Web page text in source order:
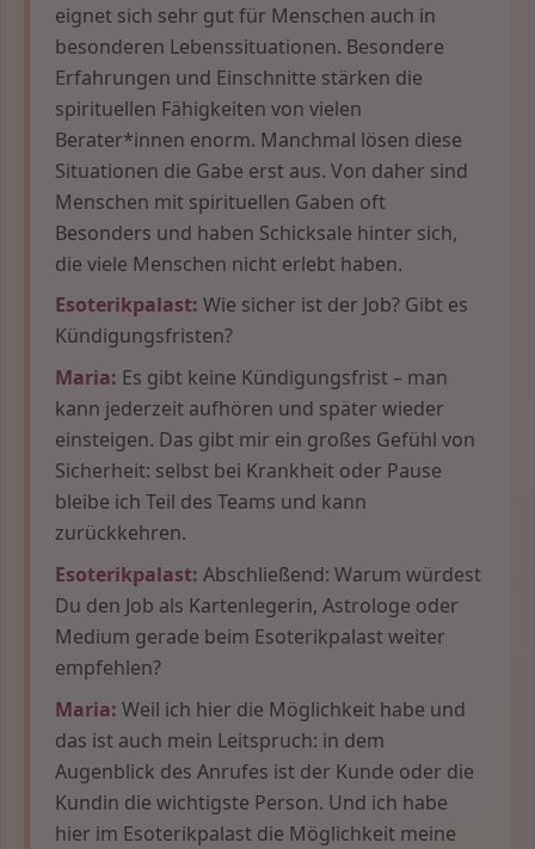
eignet sich sehr gut für Menschen auch in
besonderen Lebenssituationen. Besondere
Erfahrungen und Einschnitte stärken die
spirituellen Fähigkeiten von vielen
Berater*innen enorm. Manchmal lösen diese
Situationen die Gabe erst aus. Von daher sind
Menschen mit spirituellen Gaben oft
Besonders und haben Schicksale hinter sich,
die viele Menschen nicht erlebt haben.
Esoterikpalast: Wie sicher ist der Job? Gibt es
Kündigungsfristen?
Maria: Es gibt keine Kündigungsfrist – man
kann jederzeit aufhören und später wieder
einsteigen. Das gibt mir ein großes Gefühl von
Sicherheit: selbst bei Krankheit oder Pause
bleibe ich Teil des Teams und kann
zurückkehren.
Esoterikpalast: Abschließend: Warum würdest
Du den Job als Kartenlegerin, Astrologe oder
Medium gerade beim Esoterikpalast weiter
empfehlen?
Maria: Weil ich hier die Möglichkeit habe und
das ist auch mein Leitspruch: in dem
Augenblick des Anrufes ist der Kunde oder die
Kundin die wichtigste Person. Und ich habe
hier im Esoterikpalast die Möglichkeit meine